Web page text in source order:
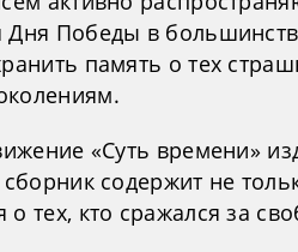
Дня Победы в
память о тех
«Суть времени»
сборник содержит не
о тех, кто сражался за